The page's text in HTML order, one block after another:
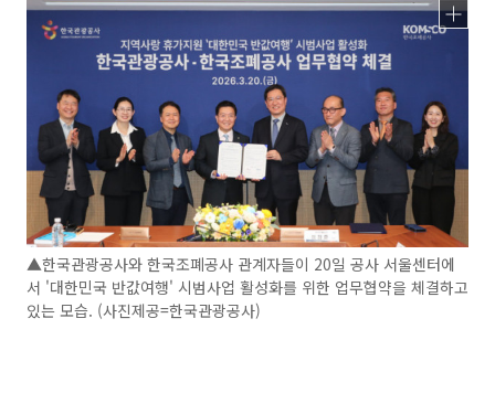
▲한국관광공사와 한국조폐공사 관계자들이 20일 공사 서울센터에
서 '대한민국 반값여행' 시범사업 활성화를 위한 업무협약을 체결하고
있는 모습. (사진제공=한국관광공사)